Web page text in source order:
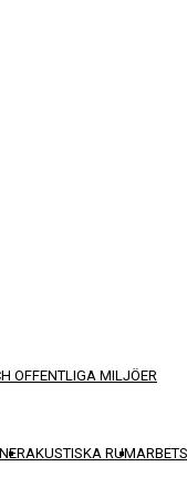
OFFENTLIGA MILJÖER
AKUSTISKA RUM